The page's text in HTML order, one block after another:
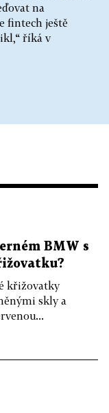
na
fintech ještě
říká v
BMW s
křižovatky
skly a